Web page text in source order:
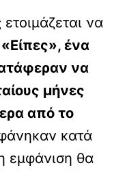
να
«Είπες», ένα
να
μήνες
από το
κατά
εμφάνιση θα